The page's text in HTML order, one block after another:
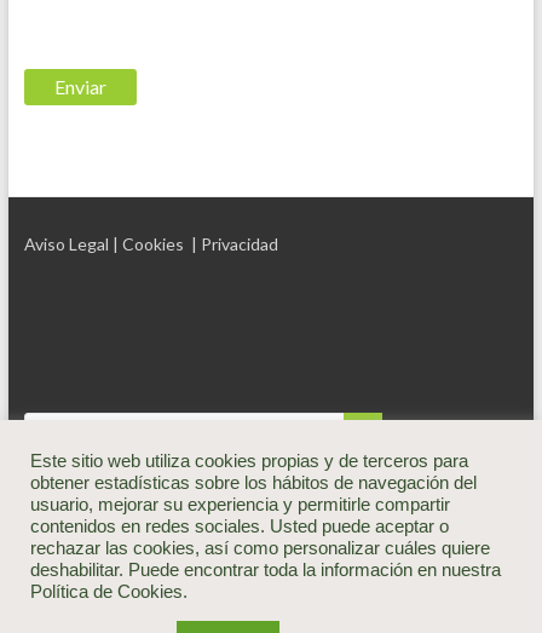
Aviso Legal | Cookies | Privacidad
Copyright © 2026Brioagro
Esta empresa ha recibido una ayuda cofinanciada al 50% por el Fondo
Este sitio web utiliza cookies propias y de terceros para
obtener estadísticas sobre los hábitos de navegación del
usuario, mejorar su experiencia y permitirle compartir
contenidos en redes sociales. Usted puede aceptar o
rechazar las cookies, así como personalizar cuáles quiere
deshabilitar. Puede encontrar toda la información en nuestra
Política de Cookies.